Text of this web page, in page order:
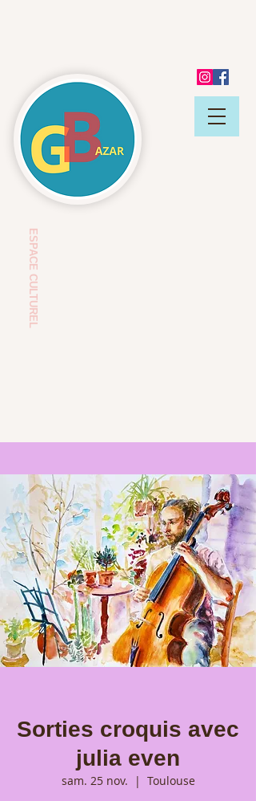
ESP
ACE CULTUREL
Sorties croquis avec
julia even
sam. 25 nov.
  |
Toulouse